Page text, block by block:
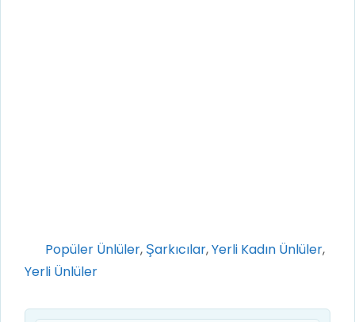
Kategoriler
Popüler Ünlüler, Şarkıcılar,Yerli Kadın Ünlüler,
Yerli Ünlüler